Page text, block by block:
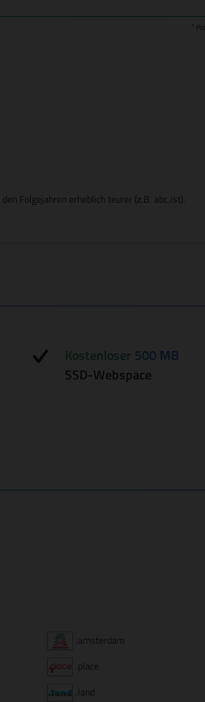
Folgejahren erheblich teurer (z.B. abc.ist).
Kostenloser 500 MB
SSD-Webspace
.amsterdam
.place
.land